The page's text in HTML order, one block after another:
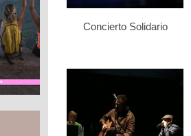
Concierto Solidario